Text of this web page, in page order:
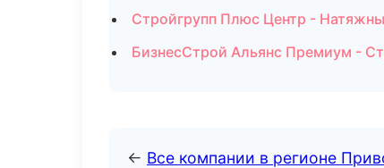
Стройгрупп Плюс Центр -
БизнесСтрой Альянс Премиум -
← Все компании в регионе